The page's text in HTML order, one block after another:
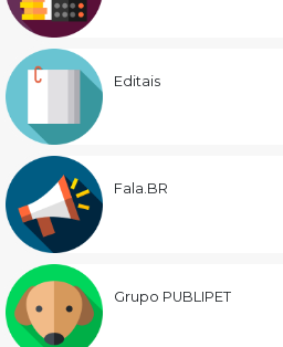
Editais
Fala.BR
Grupo PUBLIPET